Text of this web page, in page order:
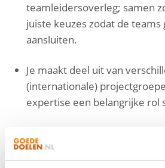
teamleidersoverleg; samen
juiste keuzes zodat de teams
aansluiten.
Je maakt deel uit van
(internationale)
expertise een belangrijke rol
Je bent
samen met externe partners.